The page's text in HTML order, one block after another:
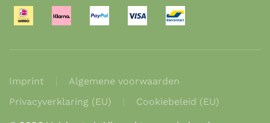
Imprint
Algemene voorwaarden
Privacyverklaring (EU)
Cookiebeleid (EU)